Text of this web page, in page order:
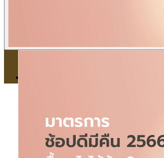
ข่าวภาษี
ข่าวบัญชี
ข่าวธุรกิจ
ข่าวสัมมนา
ข่าวไอที
ติดต่อเรา